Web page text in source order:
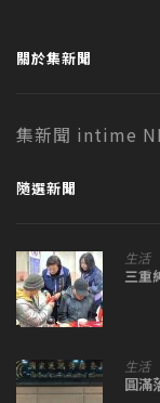
關於集新聞
集新聞 intime
隨選新聞
生活
三重
生活
圓滿